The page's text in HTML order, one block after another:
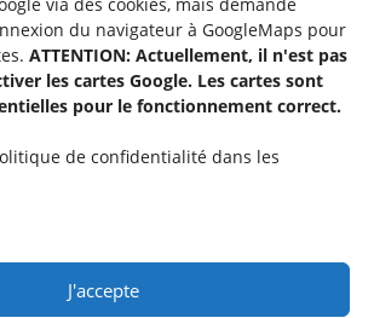
du navigateur à GoogleMaps pour
ATTENTION: Actuellement, il n'est pas
les cartes Google. Les cartes sont
pour le fonctionnement correct.
de confidentialité dans les
J'accepte
la jeunesse
« Aide-Animateur / Animateur / Aide-